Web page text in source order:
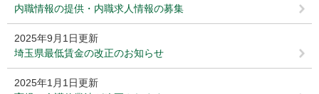
内職情報の提供・内職求人情報の募集
2025年9月1日更新
埼玉県最低賃金の改正のお知らせ
2025年1月1日更新